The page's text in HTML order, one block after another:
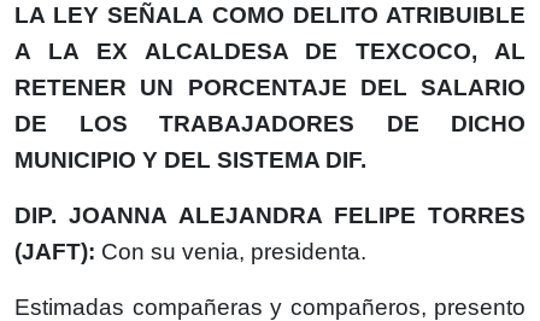
LA LEY SEÑALA COMO DELITO ATRIBUIBLE
A LA EX ALCALDESA DE TEXCOCO, AL
RETENER UN PORCENTAJE DEL SALARIO
DE LOS TRABAJADORES DE DICHO
MUNICIPIO Y DEL SISTEMA DIF.
DIP. JOANNA ALEJANDRA FELIPE TORRES
(JAFT): Con su venia, presidenta.
Estimadas compañeras y compañeros, presento